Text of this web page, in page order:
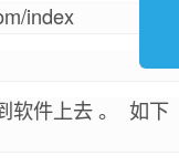
index
软件上去 。 如下